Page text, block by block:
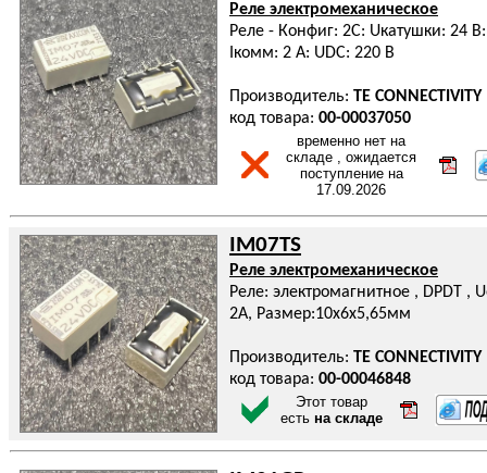
Реле электромеханическое
Реле - Конфиг: 2C: Uкатушки: 24
Iкомм: 2 А: UDC: 220 В
Производитель: TE CONNECTIVITY
код товара: 00-00037050
временно нет на
складе , ожидается
поступление на
17.09.2026
IM07TS
Реле электромеханическое
Реле: электромагнитное , DPDT ,
2А, Размер:10x6x5,65мм
Производитель: TE CONNECTIVITY
код товара: 00-00046848
Этот товар
есть на складе